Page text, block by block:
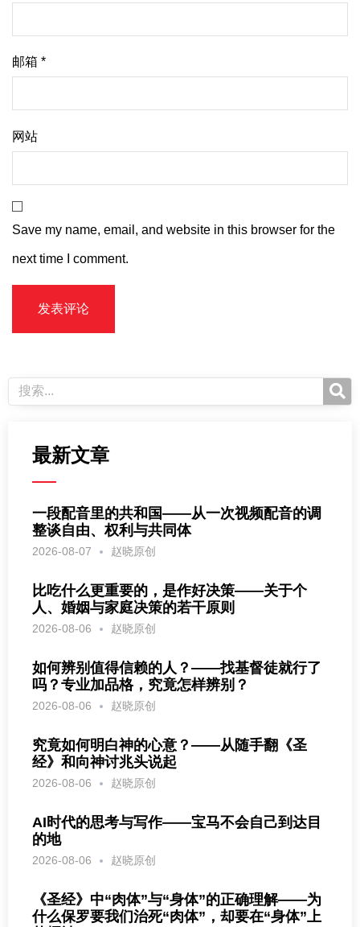
邮箱 *
网站
Save my name, email, and website in this browser for the
next time I comment.
最新文章
一段配音里的共和国——从一次视频配音的调
整谈自由、权利与共同体
2026-08-07 赵晓原创
比吃什么更重要的，是作好决策——关于个
人、婚姻与家庭决策的若干原则
2026-08-06 赵晓原创
如何辨别值得信赖的人？——找基督徒就行了
吗？专业加品格，究竟怎样辨别？
2026-08-06 赵晓原创
究竟如何明白神的心意？——从随手翻《圣
经》和向神讨兆头说起
2026-08-06 赵晓原创
AI时代的思考与写作——宝马不会自己到达目
的地
2026-08-06 赵晓原创
《圣经》中“肉体”与“身体”的正确理解——为
什么保罗要我们治死“肉体”，却要在“身体”上